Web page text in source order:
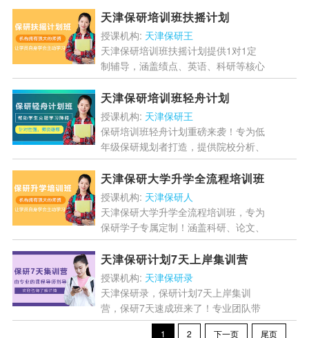
辅导等全方位服务，助力学子圆梦。...
[详情]
天津保研培训班扶摇计划
授课机构: 天津保研王
天津保研培训班扶摇计划提供1对1定
制辅导，涵盖绩点、英语、科研等核心
板块，由学长学姐授课，助力学生冲刺
保研。适合背景薄弱、定位迷茫、面试
焦虑等各类学员，提供...
天津保研培训班轻舟计划
授课机构: 天津保研王
保研培训班轻舟计划重磅来袭！专为低
年级保研规划者打造，提供院校分析、
专业巩固、科研提升等全方位辅导，助
你冲刺。课程涵盖学术英语、材料优化
等核心内容，更有成绩...
天津保研大学升学全流程培训班
授课机构: 天津保研人
天津保研大学升学全流程培训班，专为
保研学子专属定制！涵盖科研、论文、
面试全流程指导，助力跨专业考生、规
划迷茫者、复试准备不足者突破瓶颈。
全周期覆盖+分层教学，助...
天津保研计划7天上岸集训营
授课机构: 天津保研录
天津保研录，保研计划7天上岸集训
营，保研7天速成班来了！专业团队带
你突破保研瓶颈，精准匹配目标院校，
1 2 下一页 尾页